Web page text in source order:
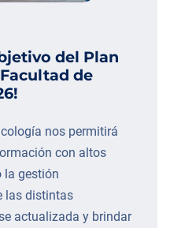
del Plan
de
nos permitirá
con altos
la gestión
las distintas
actualizada y brindar